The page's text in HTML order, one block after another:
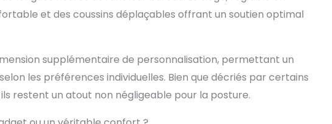
et la base en nylon cinq étoiles haute résistance améliorée
tournent avec souplesse 【Résistant et Facile à Entretenir】
Le simili-cuir respirant allie douceur au toucher et élasticité.
Nettoyage simplissime, un coup de chiffon humide suffit –
parfait pour les encas et boissons pendant le gaming
et des coussins déplaçables offrant un soutien optimal
supplémentaire de personnalisation, permettant un
les préférences individuelles. Bien que décriés par certains
restent un atout non négligeable pour la posture.